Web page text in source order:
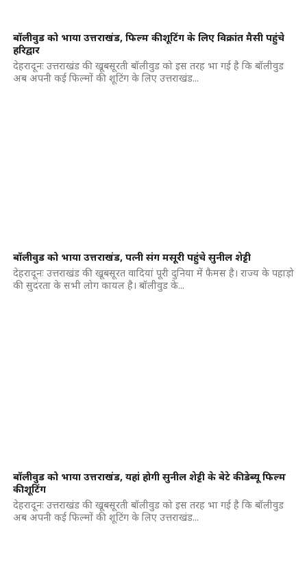
बॉलीवुड को भाया उत्तराखंड, फिल्म की शूटिंग के लिए विक्रांत मैसी पहुंचे
हरिद्वार
देहरादूनः उत्तराखंड की खूबसूरती बॉलीवुड को इस तरह भा गई है कि बॉलीवुड
अब अपनी कई फिल्मों की शूटिंग के लिए उत्तराखंड...
बॉलीवुड को भाया उत्तराखंड, पत्नी संग मसूरी पहुंचे सुनील शेट्टी
देहरादूनः उत्तराखंड की खूबसूरत वादियां पूरी दुनिया में फैमस है। राज्य के पहाड़ो
की सुदंरता के सभी लोग कायल है। बॉलीवुड के...
बॉलीवुड को भाया उत्तराखंड, यहां होगी सुनील शेट्टी के बेटे की डेब्यू फिल्म
की शूटिंग
देहरादूनः उत्तराखंड की खूबसूरती बॉलीवुड को इस तरह भा गई है कि बॉलीवुड
अब अपनी कई फिल्मों की शूटिंग के लिए उत्तराखंड...